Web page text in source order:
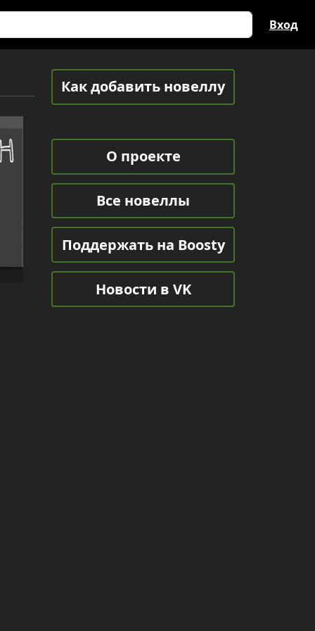
Вход
Как добавить новеллу
О проекте
Все новеллы
Поддержать на Boosty
Новости в VK